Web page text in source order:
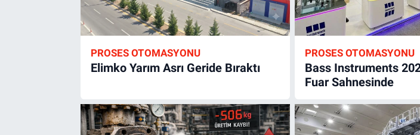
PROSES OTOMASYONU
Elimko Yarım Asrı Geride Bıraktı
PROSES OTOMASYONU
Bass Instruments
Fuar Sahnesinde